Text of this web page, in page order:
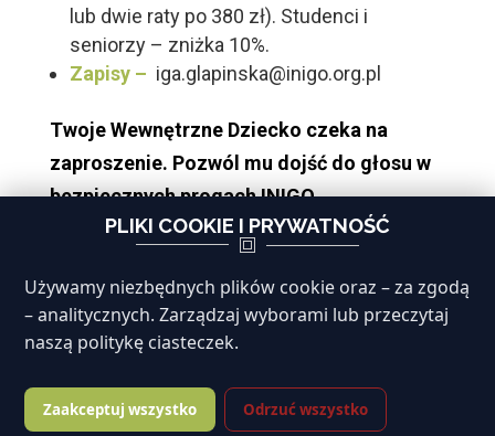
lub dwie raty po 380 zł). Studenci i
seniorzy – zniżka 10%.
Zapisy – iga.glapinska@inigo.org.pl
Twoje Wewnętrzne Dziecko czeka na
zaproszenie. Pozwól mu dojść do głosu w
bezpiecznych progach INIGO.
Warsztaty mają charakter rozwojowy i nie
zastępują psychoterapii.
PLIKI COOKIE I PRYWATNOŚĆ
Używamy niezbędnych plików cookie oraz – za zgodą
– analitycznych. Zarządzaj wyborami lub przeczytaj
naszą politykę ciasteczek.
Zaakceptuj wszystko Odrzuć wszystko